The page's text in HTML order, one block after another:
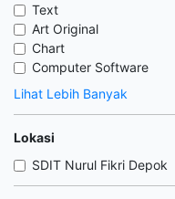
Text
Art Original
Chart
Computer Software
Lihat Lebih Banyak
Lokasi
SDIT Nurul Fikri Depok